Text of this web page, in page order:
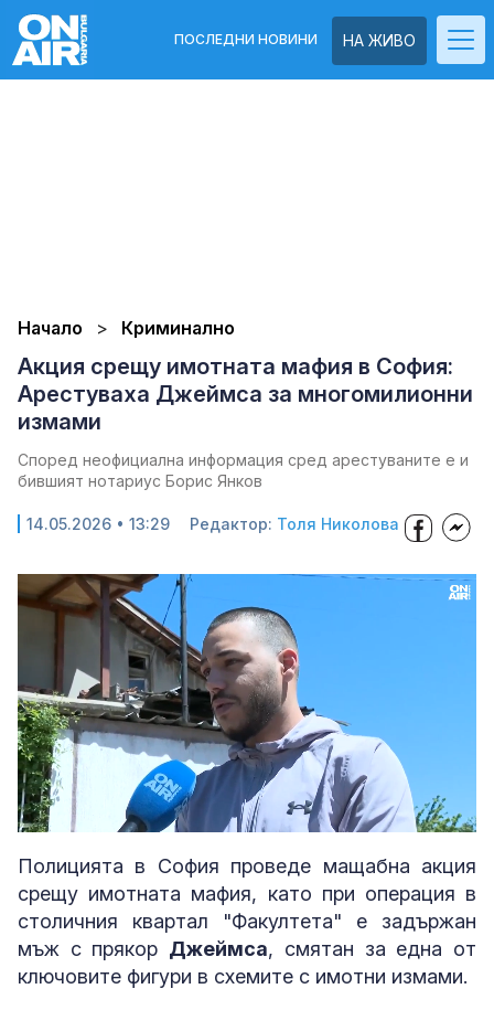
НА ЖИВО
ПОСЛЕДНИ НОВИНИ
Начало Криминално
Акция срещу имотната мафия в София:
Арестуваха Джеймса за многомилионни
измами
Според неофициална информация сред арестуваните е и
бившият нотариус Борис Янков
14.05.2026 • 13:29 Редактор: Толя Николова
Unmute Loaded
53.34%
Полицията в София проведе мащабна акция
срещу имотната мафия, като при операция в
столичния квартал "Факултета" е задържан
мъж с прякор Джеймса, смятан за една от
ключовите фигури в схемите с имотни измами.